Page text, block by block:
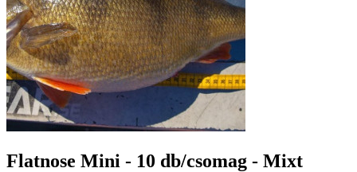
Flatnose Mini - 10 db/csomag - Mixt